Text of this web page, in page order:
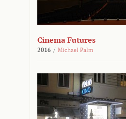
Cinema Futures
2016 / Michael Palm